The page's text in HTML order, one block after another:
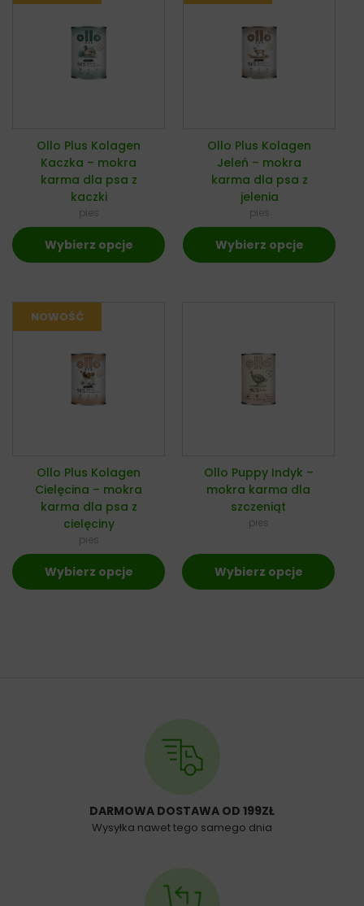
Ollo Plus Kolagen
Kaczka – mokra
karma dla psa z
kaczki
pies
Wybierz opcje
Ollo Plus Kolagen
Jeleń – mokra
karma dla psa z
jelenia
pies
Wybierz opcje
Ollo Plus Kolagen
Cielęcina – mokra
karma dla psa z
cielęciny
pies
Wybierz opcje
Ollo Puppy Indyk –
mokra karma dla
szczeniąt
pies
Wybierz opcje
DARMOWA DOSTAWA OD 199ZŁ
Wysyłka nawet tego samego dnia